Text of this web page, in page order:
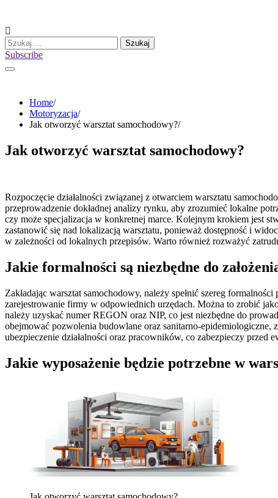
content
Szukaj:
Subscribe
Home
Motoryzacja
Jak otworzyć warsztat samochodowy?
Jak otworzyć warsztat samochodowy?
Rozpoczęcie działalności związanej z otwarciem warsztatu
przeprowadzenie dokładnej analizy rynku, aby zrozumieć lokalne
czy może specjalizacja w konkretnej marce. Kolejnym krokiem jest
zastanowić się nad lokalizacją warsztatu, ponieważ dostępność i
w zależności od lokalnych przepisów. Warto również rozważyć
Jakie formalności są niezbędne do
Zakładając warsztat samochodowy, należy spełnić szereg
zarejestrowanie firmy w odpowiednich urzędach. Można to zrobić
należy uzyskać numer REGON oraz NIP, co jest niezbędne do
obejmować pozwolenia budowlane oraz sanitarno-epidemiologiczne,
ubezpieczenie działalności oraz pracowników, co zabezpieczy przed
Jakie wyposażenie będzie potrzebne w